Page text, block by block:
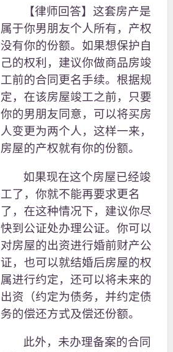
【律师回答】这套房产是
属于你男朋友个人所有，产权
没有你的份额。如果想保护自
己的权利，建议你做商品房竣
工前的合同更名手续。根据规
定，在该房屋竣工之前，只要
你的男朋友同意，可以将买房
人变更为两个人，这样一来，
房屋的产权就有你的份额。
如果现在这个房屋已经竣
工了，你就不能再要求更名
了，在这种情况下，建议你尽
快到公证处办理公证。你可以
对房屋的出资进行婚前财产公
证，也可以就结婚后房屋的权
属进行约定，还可以将未来的
出资（约定为债务，并约定债
务的偿还方式及偿还份额。
此外，未办理备案的合同